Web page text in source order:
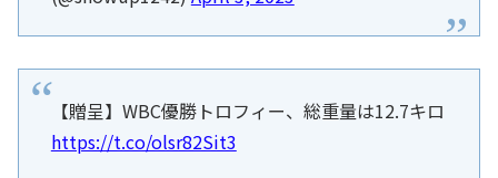
【贈呈】WBC優勝トロフィー、総重量は12.7キロ
https://t.co/olsr82Sit3